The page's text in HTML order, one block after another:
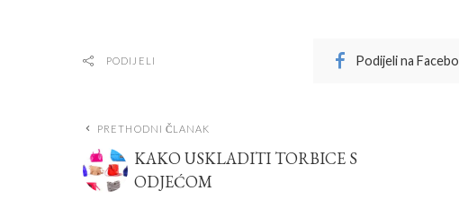
PODIJELI Podijeli na
PRETHODNI ČLANAK
KAKO USKLADITI TORBICE S
ODJEĆOM